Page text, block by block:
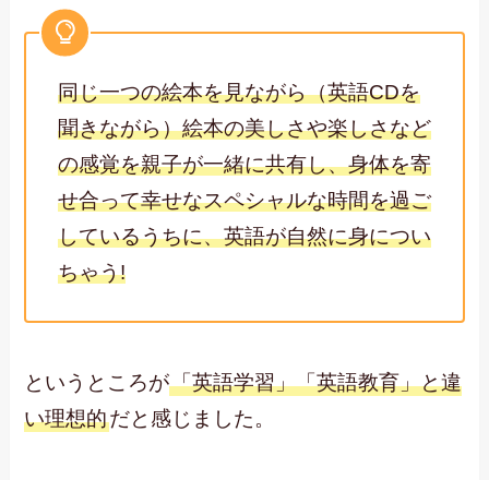
同じ一つの絵本を見ながら（英語CDを
聞きながら）絵本の美しさや楽しさなど
の感覚を親子が一緒に共有し、身体を寄
せ合って幸せなスペシャルな時間を過ご
しているうちに、英語が自然に身につい
ちゃう!
というところが「英語学習」「英語教育」と違
い理想的だと感じました。